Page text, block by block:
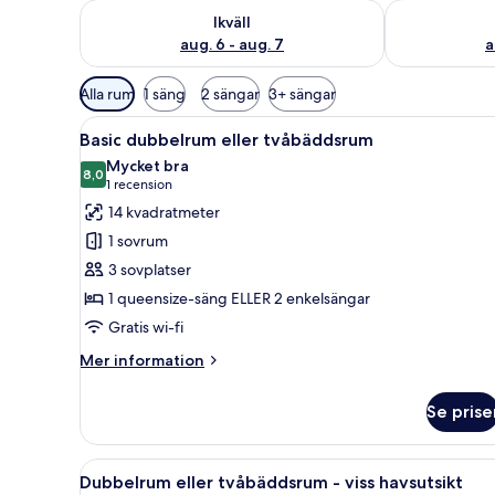
Ikväll
aug. 6 - aug. 7
Kontrollera tillgängligheten för ikväll aug. 6 - aug. 7
Kontrollera
Tillgängliga
filter
för
rum
Alla rum 1 säng 2 sängar 3+ sängar
Öppna
alla
foton
för
Basic
dubbelrum
eller
tvåbäddsrum
Ett sovrum med en stor
5
Basic dubbelrum eller tvåbäddsrum
8,08,0 av 10
Mycket bra
1 recension
(1 recension)
14 kvadratmeter
1 sovrum
3 sovplatser
1 queensize-säng ELLER 2 enkelsängar
Gratis wi-fi
Mer information
Mer
dubbelrum
eller
tvåbäddsrum
Se
Öppna
Ett hotellrum med en stor
5
Dubbelrum eller tvåbäddsrum - viss havsutsikt